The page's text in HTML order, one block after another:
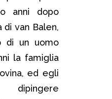
anni dopo
di van Balen,
di un uomo
la famiglia
ed egli